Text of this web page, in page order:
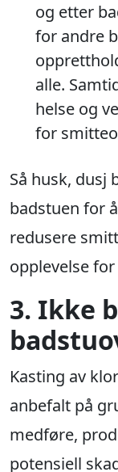
og etter
for andre
alle.
helse og
for
Så husk, dusj
badstuen for
redusere
opplevelse
3. Ikke
Kasting av
anbefalt på
medføre,
potensiell